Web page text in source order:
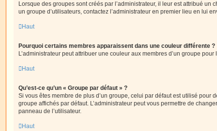
Lorsque des groupes sont créés par l’administrateur, il leur est attribué un
un groupe d’utilisateurs, contactez l’administrateur en premier lieu en lui
Haut
Pourquoi certains membres apparaissent dans une couleur différente ?
L’administrateur peut attribuer une couleur aux membres d’un groupe
Haut
Qu’est-ce qu’un « Groupe par défaut » ?
Si vous êtes membre de plus d’un groupe, celui par défaut est utilisé pour
groupe affichés par défaut. L’administrateur peut vous permettre de
panneau de l’utilisateur.
Haut